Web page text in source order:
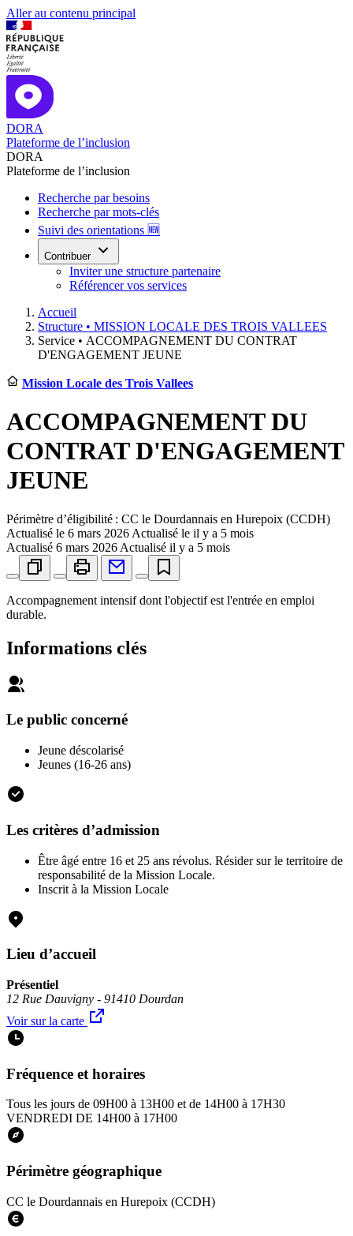
Aller au contenu principal
DORA
Plateforme de l’inclusion
DORA
Plateforme de l’inclusion
Recherche par besoins
Recherche par mots-clés
Suivi des orientations 🆕
Contribuer
Inviter une structure partenaire
Référencer vos services
Accueil
Structure • MISSION LOCALE DES TROIS VALLEES
Service • ACCOMPAGNEMENT DU CONTRAT
D'ENGAGEMENT JEUNE
Mission Locale des Trois Vallees
ACCOMPAGNEMENT DU
CONTRAT D'ENGAGEMENT
JEUNE
Périmètre d’éligibilité : CC le Dourdannais en Hurepoix (CCDH)
Actualisé le 6 mars 2026 Actualisé le il y a 5 mois
Actualisé 6 mars 2026 Actualisé il y a 5 mois
Accompagnement intensif dont l'objectif est l'entrée en emploi
durable.
Informations clés
Le public concerné
Jeune déscolarisé
Jeunes (16-26 ans)
Les critères d’admission
Être âgé entre 16 et 25 ans révolus. Résider sur le territoire de
responsabilité de la Mission Locale.
Inscrit à la Mission Locale
Lieu d’accueil
Présentiel
12 Rue Dauvigny - 91410 Dourdan
Voir sur la carte
Fréquence et horaires
Tous les jours de 09H00 à 13H00 et de 14H00 à 17H30
VENDREDI DE 14H00 à 17H00
Périmètre géographique
CC le Dourdannais en Hurepoix (CCDH)